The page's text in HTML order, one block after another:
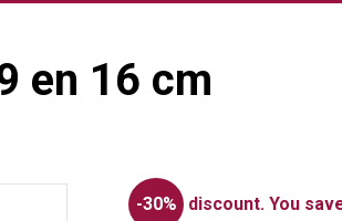
en 16 cm
-30% discount.You